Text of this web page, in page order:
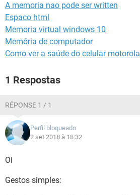
A memoria nao pode ser written
Espaco html
Memoria virtual windows 10
Memória de computador
Como ver a saúde do celular motorola
1 Respostas
RÉPONSE 1 / 1
Perfil bloqueado
2 set 2018 à 18:32
Oi
Gestos simples: